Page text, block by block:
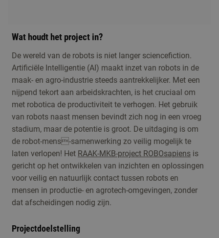
Wat houdt het project in?
De wereld van de robots is niet langer sciencefiction.
Artificiële Intelligentie (AI) maakt inzet van robots in de
maak- en agro-industrie steeds aantrekkelijker. Met een
nijpend tekort aan arbeidskrachten, is het cruciaal om
met robotica de productiviteit te verhogen. Het gebruik
van robots naast mensen bevindt zich nog in een vroeg
stadium, maar de potentie is groot. De uitdaging is om
de robot-mens-samenwerking zo veilig mogelijk te
laten verlopen! Het RAAK-MKB-project ROBOsapiens is
gericht op het ontwikkelen van inzichten en oplossingen
voor veilig en natuurlijk contact tussen robots en
mensen in productie- en agrotech-omgevingen, zonder
dat afscheidingen nodig zijn.
Projectdoelstelling